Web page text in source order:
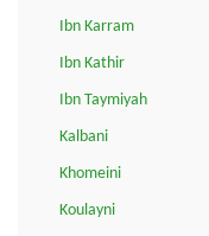
Ibn Karram
Ibn Kathir
Ibn Taymiyah
Kalbani
Khomeini
Koulayni